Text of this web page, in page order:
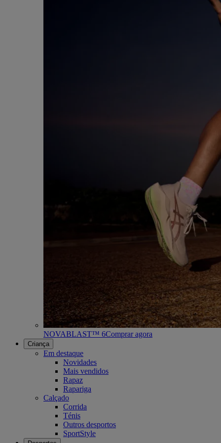
NOVABLAST™ 6Comprar agora
Criança
Em destaque
Novidades
Mais vendidos
Rapaz
Rapariga
Calçado
Corrida
Ténis
Outros desportos
SportStyle